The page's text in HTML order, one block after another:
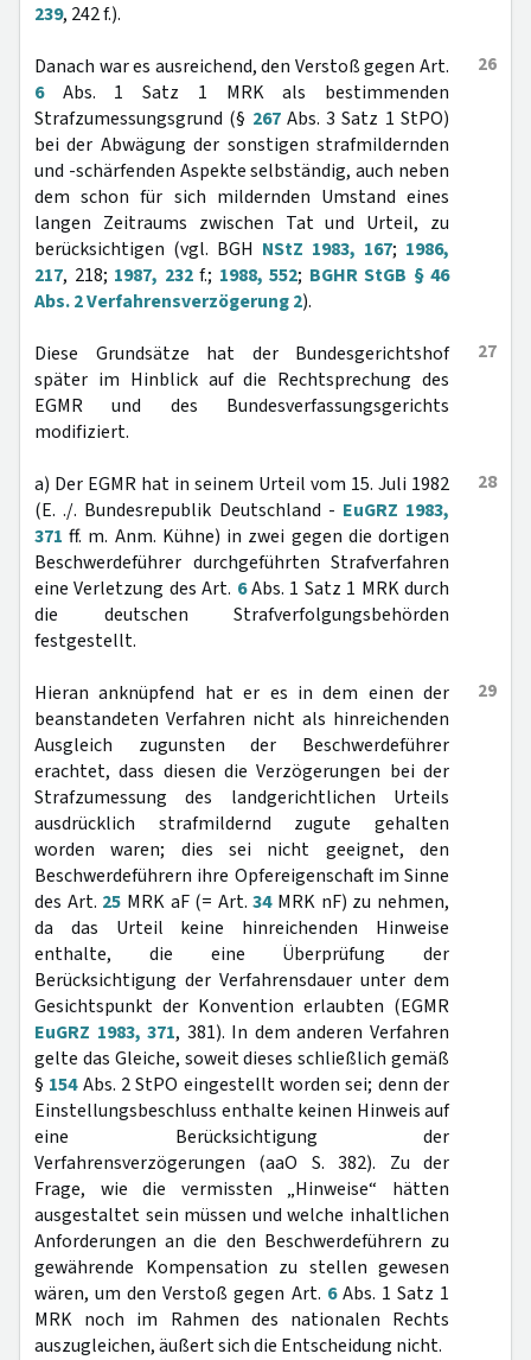
239, 242 f.).
26
Danach war es ausreichend, den Verstoß gegen Art.
6Abs. 1 Satz 1 MRK als bestimmenden
Strafzumessungsgrund (§ 267Abs. 3 Satz 1 StPO)
bei der Abwägung der sonstigen strafmildernden
und -schärfenden Aspekte selbständig, auch neben
dem schon für sich mildernden Umstand eines
langen Zeitraums zwischen Tat und Urteil, zu
berücksichtigen (vgl. BGH NStZ 1983, 167; 1986,
217, 218; 1987, 232f.; 1988, 552; BGHR StGB § 46
Abs. 2 Verfahrensverzögerung 2).
27
Diese Grundsätze hat der Bundesgerichtshof
später im Hinblick auf die Rechtsprechung des
EGMR und des Bundesverfassungsgerichts
modifiziert.
28
a) Der EGMR hat in seinem Urteil vom 15. Juli 1982
(E. ./. Bundesrepublik Deutschland - EuGRZ 1983,
371 ff. m. Anm. Kühne) in zwei gegen die dortigen
Beschwerdeführer durchgeführten Strafverfahren
eine Verletzung des Art. 6Abs. 1 Satz 1 MRK durch
die deutschen Strafverfolgungsbehörden
festgestellt.
29
Hieran anknüpfend hat er es in dem einen der
beanstandeten Verfahren nicht als hinreichenden
Ausgleich zugunsten der Beschwerdeführer
erachtet, dass diesen die Verzögerungen bei der
Strafzumessung des landgerichtlichen Urteils
ausdrücklich strafmildernd zugute gehalten
worden waren; dies sei nicht geeignet, den
Beschwerdeführern ihre Opfereigenschaft im Sinne
des Art. 25 MRK aF (= Art.34MRK nF) zu nehmen,
da das Urteil keine hinreichenden Hinweise
enthalte, die eine Überprüfung der
Berücksichtigung der Verfahrensdauer unter dem
Gesichtspunkt der Konvention erlaubten (EGMR
EuGRZ 1983, 371, 381). In dem anderen Verfahren
gelte das Gleiche, soweit dieses schließlich gemäß
§ 154Abs. 2 StPO eingestellt worden sei; denn der
Einstellungsbeschluss enthalte keinen Hinweis auf
eine Berücksichtigung der
Verfahrensverzögerungen (aaO S. 382). Zu der
Frage, wie die vermissten „Hinweise“ hätten
ausgestaltet sein müssen und welche inhaltlichen
Anforderungen an die den Beschwerdeführern zu
gewährende Kompensation zu stellen gewesen
wären, um den Verstoß gegen Art. 6Abs. 1 Satz 1
MRK noch im Rahmen des nationalen Rechts
auszugleichen, äußert sich die Entscheidung nicht.